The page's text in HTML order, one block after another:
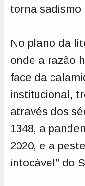
torna sadismo
No plano da
onde a razão
face da
institucional,
através dos
1348, a
2020, e a
intocável” do